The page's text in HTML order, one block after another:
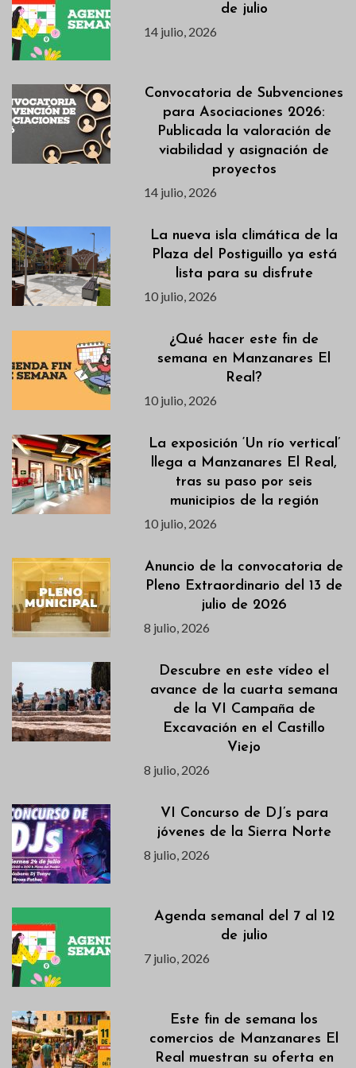
de julio
14 julio, 2026
Convocatoria de Subvenciones
para Asociaciones 2026:
Publicada la valoración de
viabilidad y asignación de
proyectos
14 julio, 2026
La nueva isla climática de la
Plaza del Postiguillo ya está
lista para su disfrute
10 julio, 2026
¿Qué hacer este fin de
semana en Manzanares El
Real?
10 julio, 2026
La exposición ‘Un río vertical’
llega a Manzanares El Real,
tras su paso por seis
municipios de la región
10 julio, 2026
Anuncio de la convocatoria de
Pleno Extraordinario del 13 de
julio de 2026
8 julio, 2026
Descubre en este vídeo el
avance de la cuarta semana
de la VI Campaña de
Excavación en el Castillo
Viejo
8 julio, 2026
VI Concurso de DJ’s para
jóvenes de la Sierra Norte
8 julio, 2026
Agenda semanal del 7 al 12
de julio
7 julio, 2026
Este fin de semana los
comercios de Manzanares El
Real muestran su oferta en